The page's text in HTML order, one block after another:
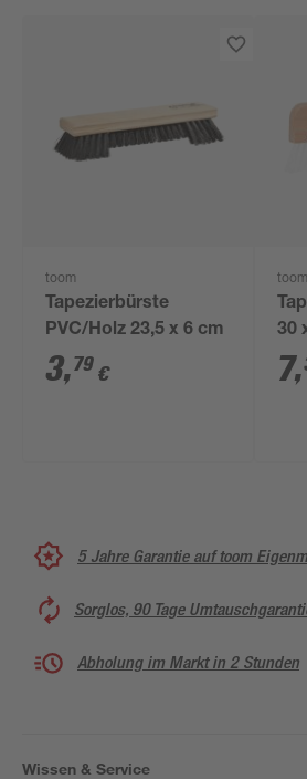
toom
Tapezierbürste
PVC/Holz 23,5 x 6 cm
3,79 €
toom
30
7,
5 Jahre Garantie auf toom
Sorglos, 90 Tage
Abholung im Markt in 2 Stunden
Wissen & Service